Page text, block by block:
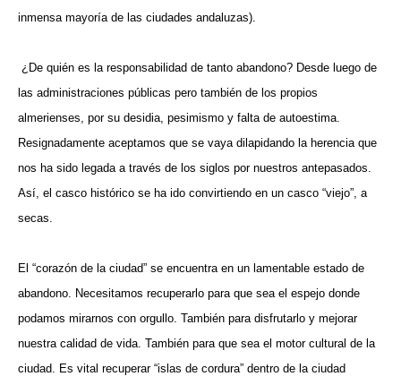
inmensa mayoría de las ciudades andaluzas).
¿De quién es la responsabilidad de tanto abandono? Desde luego de
las administraciones públicas pero también de los propios
almerienses, por su desidia, pesimismo y falta de autoestima.
Resignadamente aceptamos que se vaya dilapidando la herencia que
nos ha sido legada a través de los siglos por nuestros antepasados.
Así, el casco histórico se ha ido convirtiendo en un casco “viejo”, a
secas.
El “corazón de la ciudad” se encuentra en un lamentable estado de
abandono. Necesitamos recuperarlo para que sea el espejo donde
podamos mirarnos con orgullo. También para disfrutarlo y mejorar
nuestra calidad de vida. También para que sea el motor cultural de la
ciudad. Es vital recuperar “islas de cordura” dentro de la ciudad